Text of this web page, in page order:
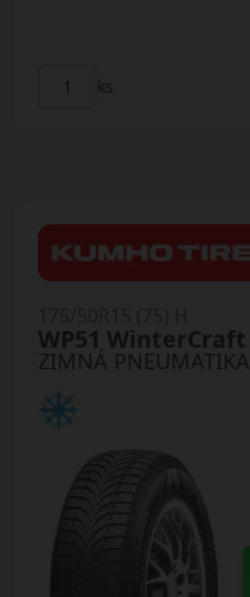
ks
ZIMNÁ PNEUMATIKA
WP51 WinterCraft